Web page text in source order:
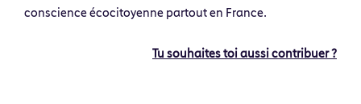
conscience écocitoyenne partout en France.
Tu souhaites toi aussi contribuer ?